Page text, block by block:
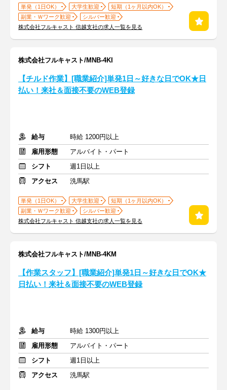
単発（1日OK） 大学生歓迎
短期（1ヶ月以内OK）
副業・Ｗワーク歓迎
シルバー歓迎
株式会社フルキャスト 信越支社の求人一覧を見る
株式会社フルキャスト/MNB-4KI
【チルド作業】[職業紹介]単発1日～好きな日でOK★日
払い！来社＆面接不要のWEB登録
給与
時給 1200円以上
雇用形態
アルバイト・パート
シフト
週1日以上
アクセス
洗馬駅
単発（1日OK） 大学生歓迎
短期（1ヶ月以内OK）
副業・Ｗワーク歓迎
シルバー歓迎
株式会社フルキャスト 信越支社の求人一覧を見る
株式会社フルキャスト/MNB-4KM
【作業スタッフ】[職業紹介]単発1日～好きな日でOK★
日払い！来社＆面接不要のWEB登録
給与
時給 1300円以上
雇用形態
アルバイト・パート
シフト
週1日以上
アクセス
洗馬駅